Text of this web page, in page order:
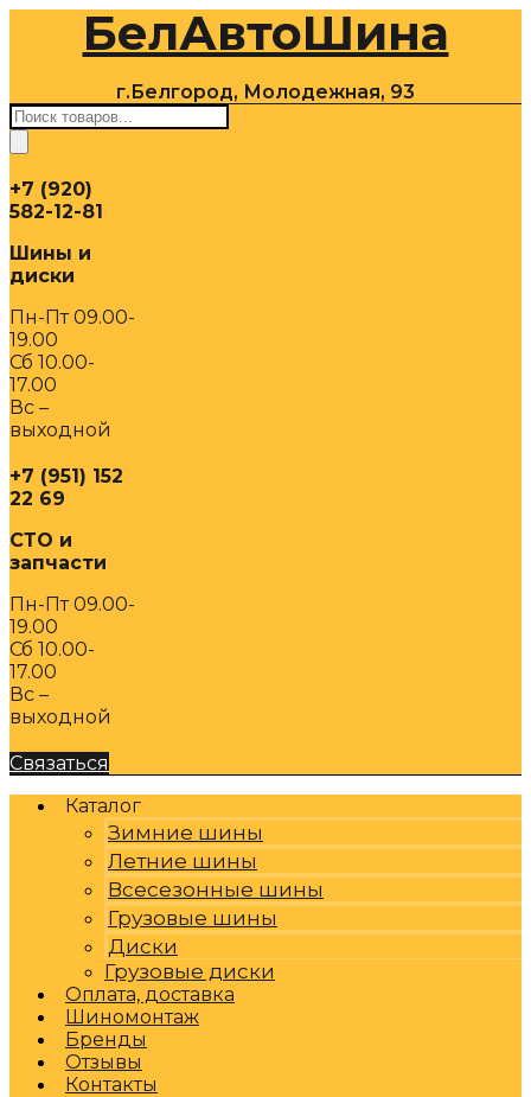
содержимомуБелАвтоШина
г.Белгород, Молодежная, 93
Поиск
товаров
+7 (920)
582-12-81
Шины и
диски
Пн-Пт 09.00-
19.00
Сб 10.00-
17.00
Вс –
выходной
+7 (951) 152
22 69
СТО и
запчасти
Пн-Пт 09.00-
19.00
Сб 10.00-
17.00
Вс –
выходной
Связаться
Каталог
Зимние шины
Летние шины
Всесезонные шины
Грузовые шины
Диски
Грузовые диски
Оплата, доставка
Шиномонтаж
Бренды
Отзывы
Контакты